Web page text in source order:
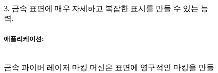
3. 금속 표면에 매우 자세하고 복잡한 표시를 만들 수 있는 능
력.
애플리케이션:
금속 파이버 레이저 마킹 머신은 표면에 영구적인 마킹을 만들